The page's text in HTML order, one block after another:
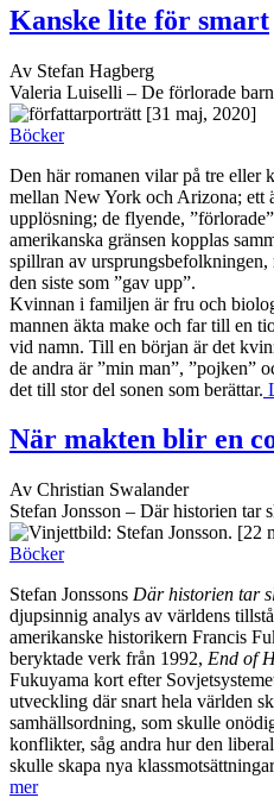
Kanske lite för smart
Av Stefan Hagberg
Valeria Luiselli – De förlorade
[31 maj, 2020]
Böcker
Den här romanen vilar på tre eller
mellan New York och Arizona; ett
upplösning; de flyende,
amerikanska gränsen kopplas
spillran av
den siste som ”gav upp”.
Kvinnan i familjen är fru och
mannen äkta make och far till en
vid namn. Till en början är det
de andra är ”min man”, ”pojken”
det till stor del sonen som berättar.
När makten blir en
Av Christian Swalander
Stefan Jonsson – Där historien tar
[22
Böcker
Stefan Jonssons Där historien tar
djupsinnig analys av världens
amerikanske historikern Francis
beryktade verk från 1992, End of
Fukuyama kort efter
utveckling där snart hela världen
samhällsordning, som skulle
konflikter, såg andra hur den
skulle skapa nya
mer